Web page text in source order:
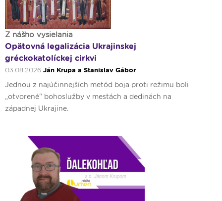
Z nášho vysielania
Opätovná legalizácia Ukrajinskej
gréckokatolíckej cirkvi
03.08.2026 Ján Krupa a Stanislav Gábor
Jednou z najúčinnejších metód boja proti režimu boli
„otvorené“ bohoslužby v mestách a dedinách na
západnej Ukrajine.